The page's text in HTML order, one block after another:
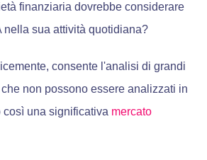
finanziaria dovrebbe considerare
nella sua attività quotidiana?
consente l'analisi di grandi
che non possono essere analizzati in
una significativa mercato